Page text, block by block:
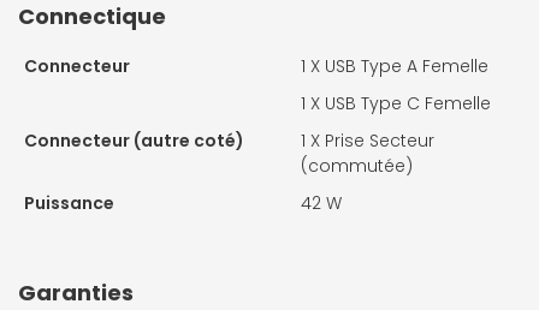
Connectique
Connecteur 1 X USB Type A Femelle
1 X USB Type C Femelle
Connecteur (autre coté)
1 X Prise Secteur
(commutée)
Puissance
42 W
Garanties